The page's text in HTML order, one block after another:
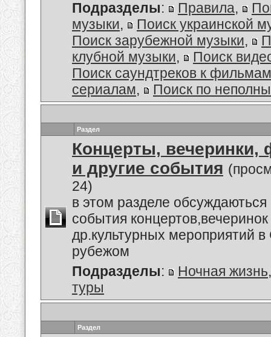
Подразделы: Правила,
музыки,
Поиск украинской
Поиск зарубежной музыки,
клубной музыки,
Поиск
Поиск саундтреков к
сериалам, Поиск по
Раздел
Концерты, вечеринки,
и другие события
24)
в этом разделе
события
др.культурных мероприятий
рубежом
Подразделы: Ночная жизнь
туры
Раздел